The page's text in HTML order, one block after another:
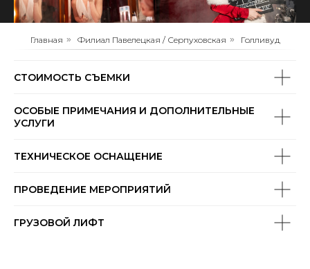
Главная » Филиал Павелецкая / Серпуховская » Голливуд
СТОИМОСТЬ СЪЕМКИ
ОСОБЫЕ ПРИМЕЧАНИЯ И ДОПОЛНИТЕЛЬНЫЕ
УСЛУГИ
ТЕХНИЧЕСКОЕ ОСНАЩЕНИЕ
ПРОВЕДЕНИЕ МЕРОПРИЯТИЙ
ГРУЗОВОЙ ЛИФТ